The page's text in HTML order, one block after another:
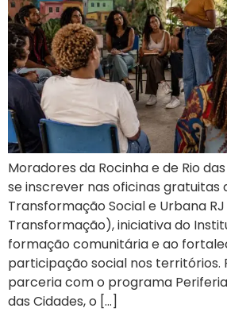
Moradores da Rocinha e de Rio
se inscrever nas oficinas gratuitas
Transformação Social e Urbana
Transformação), iniciativa do
formação comunitária e ao
participação social nos territórios.
parceria com o programa
das Cidades, o […]